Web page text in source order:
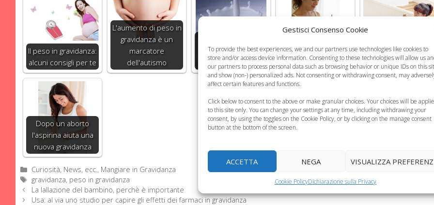
Gestisci Consenso Cookie
To provide the best experiences, we and our partners use technologies like cookies to
store and/or access device information. Consenting to these technologies will allow us
our partners to process personal data such as browsing behavior or unique IDs on this
and show (non-) personalized ads. Not consenting or withdrawing consent, may
affect certain features and functions.
Click below to consent to the above or make granular choices. Your choices will be
to this site only. You can change your settings at any time, including withdrawing your
consent, by using the toggles on the Cookie Policy, or by clicking on the manage consent
button at the bottom of the screen.
ACCETTA NEGA VISUALIZZA
Cookie PolicyDichiarazione sulla Privacy
Il peso in gravidanza:
alcuni consigli per te
L'aumento di peso in
gravidanza è un
marcatore
dell'autismo
gravidanza riduce
rischi di sclerosi…
prematuri: ecco il
legame
vitamina A per lo
sviluppo…
Dopo un aborto
l'aspirina aiuta una
nuova gravidanza
Categorie
Curiosità, News, ecc., Mangiare in Gravidanza
Tag
gravidanza, peso in gravidanza
La lallazione del bambino, perchè è importante
Usa: al via uno studio per capire gli effetti dei farmaci in gravidanza